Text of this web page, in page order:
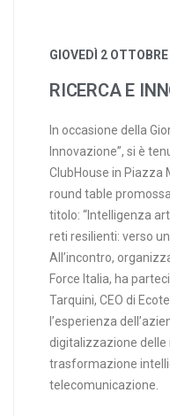
GIOVEDÌ 2
RICERCA E
In occasione della
Innovazione”, si è
ClubHouse in Piazza
round table
titolo: “Intelligenza
reti resilienti: verso
All’incontro,
Force Italia, ha
Tarquini, CEO di
l’esperienza
digitalizzazione
trasformazione
telecomunicazione.